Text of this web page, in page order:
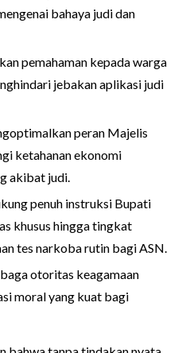
bahaya judi dan
pemahaman kepada warga
jebakan aplikasi judi
peran Majelis
ketahanan ekonomi
akibat judi.
penuh instruksi Bupati
khusus hingga tingkat
tes narkoba rutin bagi ASN.
otoritas keagamaan
moral yang kuat bagi